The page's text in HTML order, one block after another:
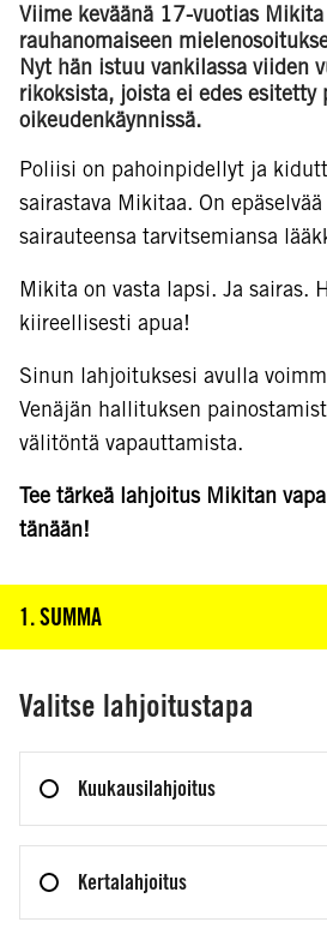
Viime keväänä 17-vuotias
rauhanomaiseen
Nyt hän istuu vankilassa viiden
rikoksista, joista ei edes esitetty
oikeudenkäynnissä.
Poliisi on pahoinpidellyt ja
sairastava Mikitaa. On
sairauteensa tarvitsemiansa
Mikita on vasta lapsi. Ja sairas.
kiireellisesti apua!
Sinun lahjoituksesi avulla
Venäjän hallituksen
välitöntä vapauttamista.
Tee tärkeä lahjoitus Mikitan
tänään!
1. SUMMA
KLIKKAA TÄSTÄ NÄHDÄKSESI VAIHE 1
Valitse lahjoitustapa
Kuukausilahjoitus
Kertalahjoitus